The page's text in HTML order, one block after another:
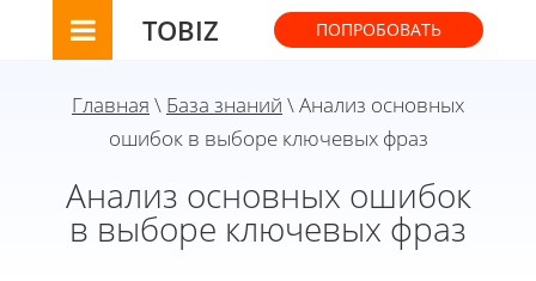
TOBIZ ПОПРОБОВАТЬ
Главная \ База знаний \ Анализ основных
ошибок в выборе ключевых фраз
Анализ основных ошибок
в выборе ключевых фраз